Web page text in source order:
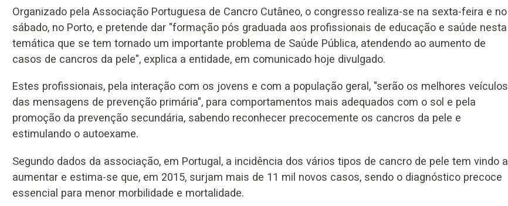
Organizado pela Associação Portuguesa de Cancro Cutâneo, o congresso realiza-se na sexta-feira e no
sábado, no Porto, e pretende dar "formação pós graduada aos profissionais de educação e saúde nesta
temática que se tem tornado um importante problema de Saúde Pública, atendendo ao aumento de
casos de cancros da pele", explica a entidade, em comunicado hoje divulgado.
Estes profissionais, pela interação com os jovens e com a população geral, "serão os melhores veículos
das mensagens de prevenção primária", para comportamentos mais adequados com o sol e pela
promoção da prevenção secundária, sabendo reconhecer precocemente os cancros da pele e
estimulando o autoexame.
Segundo dados da associação, em Portugal, a incidência dos vários tipos de cancro de pele tem vindo a
aumentar e estima-se que, em 2015, surjam mais de 11 mil novos casos, sendo o diagnóstico precoce
essencial para menor morbilidade e mortalidade.